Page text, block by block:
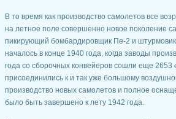
В то время как производство самолетов все
на летное поле совершенно новое поколение
пикирующий бомбардировщик Пе-2 и
началось в конце 1940 года, когда заводы
года со сборочных конвейеров сошли еще 2653
присоединились к и так уже большому
производство новых самолетов и полное
было быть завершено к лету 1942 года.